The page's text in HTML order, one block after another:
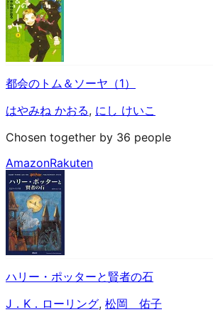
都会のトム＆ソーヤ（1）
はやみね かおる, にし けいこ
Chosen together by 36 people
AmazonRakuten
ハリー・ポッターと賢者の石
J．K．ローリング, 松岡 佑子